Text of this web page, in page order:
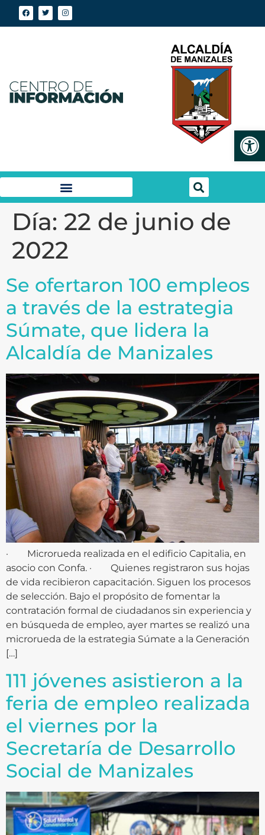
Día: 22 de junio de
2022
Se ofertaron 100 empleos
a través de la estrategia
Súmate, que lidera la
Alcaldía de Manizales
· Microrueda realizada en el edificio Capitalia, en
asocio con Confa. · Quienes registraron sus hojas
de vida recibieron capacitación. Siguen los procesos
de selección. Bajo el propósito de fomentar la
contratación formal de ciudadanos sin experiencia y
en búsqueda de empleo, ayer martes se realizó una
microrueda de la estrategia Súmate a la Generación
[…]
111 jóvenes asistieron a la
feria de empleo realizada
el viernes por la
Secretaría de Desarrollo
Social de Manizales